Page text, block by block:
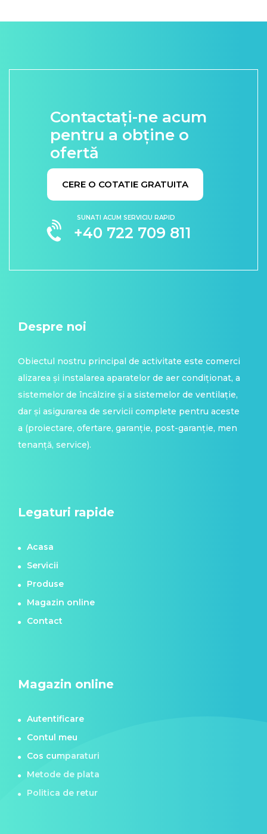
Contactați-ne acum
pentru a obține o
ofertă
CERE O COTATIE GRATUITA
SUNATI ACUM SERVICIU RAPID
+40 722 709 811
Despre noi
Obiectul nostru principal de activitate este comerci
alizarea și instalarea aparatelor de aer condiționat, a
sistemelor de încălzire și a sistemelor de ventilație,
dar și asigurarea de servicii complete pentru aceste
a (proiectare, ofertare, garanție, post-garanție, men
tenanță, service).
Legaturi rapide
Acasa
Servicii
Produse
Magazin online
Contact
Magazin online
Autentificare
Contul meu
Cos cumparaturi
Metode de plata
Politica de retur